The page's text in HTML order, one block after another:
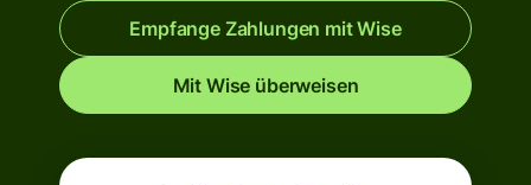
Empfange Zahlungen mit Wise
Mit Wise überweisen